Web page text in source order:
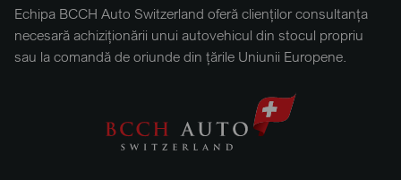
Echipa BCCH Auto Switzerland oferă clienților consultanța
necesară achiziționării unui autovehicul din stocul propriu
sau la comandă de oriunde din țările Uniunii Europene.